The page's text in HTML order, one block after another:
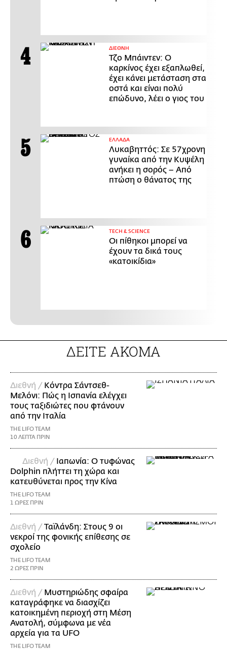
ΔΙΕΘΝΗ
Τζο Μπάιντεν: Ο
καρκίνος έχει εξαπλωθεί,
έχει κάνει μετάσταση στα
οστά και είναι πολύ
επώδυνο, λέει ο γιος του
ΕΛΛΑΔΑ
Λυκαβηττός: Σε 57χρονη
γυναίκα από την Κυψέλη
ανήκει η σορός – Από
πτώση ο θάνατος της
ΤECH & SCIENCE
Οι πίθηκοι μπορεί να
έχουν τα δικά τους
«κατοικίδια»
ΔΕΙΤΕ ΑΚΟΜΑ
Διεθνή / Κόντρα Σάντσεθ-
Μελόνι: Πώς η Ισπανία ελέγχει
τους ταξιδιώτες που φτάνουν
από την Ιταλία
THE LIFO TEAM
10 ΛΕΠΤΑ ΠΡΙΝ
Διεθνή / Ιαπωνία: Ο τυφώνας
Dolphin πλήττει τη χώρα και
κατευθύνεται προς την Κίνα
THE LIFO TEAM
1 ΩΡΕΣ ΠΡΙΝ
Διεθνή /Ταϊλάνδη: Στους 9 οι
νεκροί της φονικής επίθεσης σε
σχολείο
THE LIFO TEAM
2 ΩΡΕΣ ΠΡΙΝ
Διεθνή / Μυστηριώδης σφαίρα
καταγράφηκε να διασχίζει
κατοικημένη περιοχή στη Μέση
Ανατολή, σύμφωνα με νέα
αρχεία για τα UFO
THE LIFO TEAM